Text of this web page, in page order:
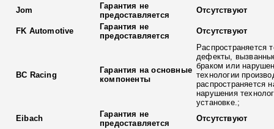
Jom
Гарантия не
предоставляется
Отсутствуют
FK Automotive
Гарантия не
предоставляется
Отсутствуют
BC Racing
Гарантия на основные
компоненты
Распространяется
дефекты,
браком или
технологии
распространяется
нарушения
установке.;
Eibach
Гарантия не
предоставляется
Отсутствуют